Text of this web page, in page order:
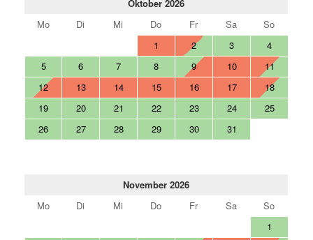
Oktober 2026
Mo
Di Mi Do Fr Sa
So
1
2 3
4
5
6 7 8 9 10
11
12
13 14 15 16 17
18
19
20 21 22 23 24
25
26
27 28 29 30 31
November 2026
Mo
Di Mi Do Fr Sa
So
1